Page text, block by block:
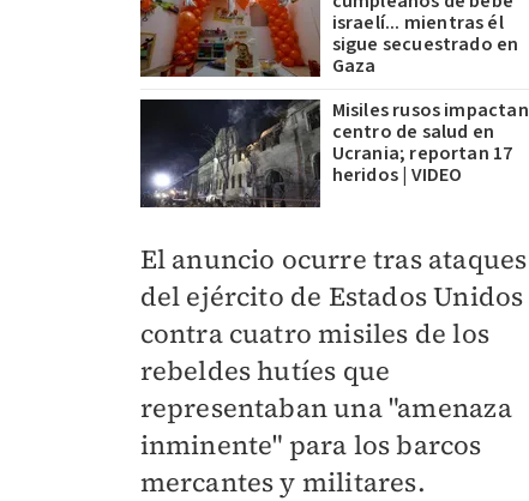
israelí... mientras él
sigue secuestrado en
Gaza
Misiles rusos impactan
centro de salud en
Ucrania; reportan 17
heridos | VIDEO
El anuncio ocurre tras ataques
del ejército de Estados Unidos
contra cuatro misiles de los
rebeldes hutíes que
representaban una "amenaza
inminente" para los barcos
mercantes y militares.